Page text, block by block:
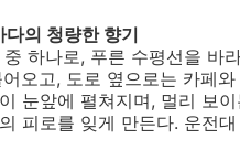
의 청량한 향기
하나로, 푸른 수평선을 바
오고, 도로 옆으로는 카페
눈앞에 펼쳐지며, 멀리 보
피로를 잊게 만든다. 운전